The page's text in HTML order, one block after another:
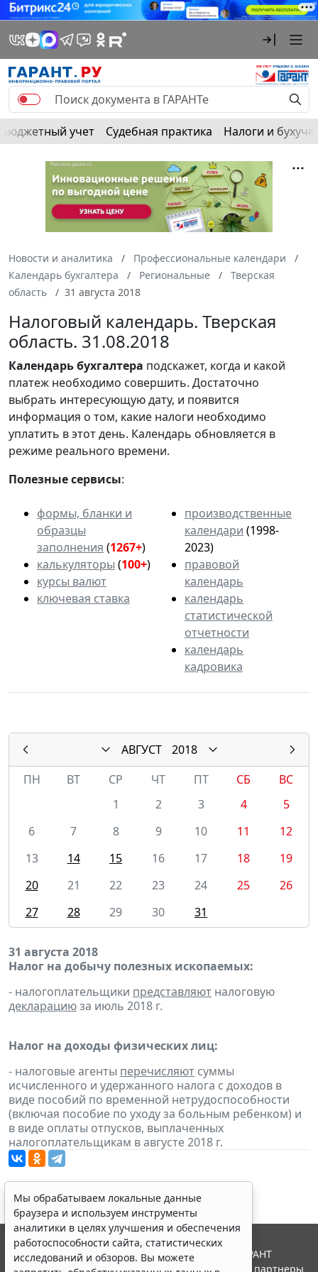
Бюджетный учет Судебная практика Налоги и
Новости и аналитика
Профессиональные календари
Календарь бухгалтера
Региональные
Тверская
область
31 августа 2018
Налоговый календарь. Тверская
область. 31.08.2018
Календарьбухгалтера подскажет, когда и какой
платеж необходимо совершить. Достаточно
выбрать интересующую дату, и появится
информация о том, какие налоги необходимо
уплатить в этот день. Календарь обновляется в
режиме реального времени.
Полезные сервисы:
формы, бланки и
образцы
заполнения (1267+)
калькуляторы (100+)
курсы валют
ключевая ставка
производственные
календари (1998-
2023)
правовой
календарь
календарь
статистической
отчетности
календарь
кадровика
АВГУСТ
2018
ПН
ВТ СР ЧТ ПТ СБ
ВС
1
2 3 4
5
6
7 8 9 10 11
12
13
14 15 16 17 18
19
20
21 22 23 24 25
26
27
28 29 30 31
31 августа 2018
Налог на добычу полезных ископаемых:
- налогоплательщики представляют налоговую
декларациюза июль 2018 г.
Налог на доходы физических лиц:
- налоговые агенты перечисляют суммы
исчисленного и удержанного налога с доходов в
виде пособий по временной нетрудоспособности
(включая пособие по уходу за больным ребенком) и
в виде оплаты отпусков, выплаченных
налогоплательщикам в августе 2018 г.
Мы обрабатываем локальные данные
браузера и используем инструменты
аналитики в целях улучшения и обеспечения
работоспособности сайта, статистических
исследований и обзоров. Вы можете
© ООО "НПП "ГАРАНТ-СЕРВИС", 2026. Система ГАРАНТ
выпускается с 1990 года. Компания "Гарант" и ее партнеры